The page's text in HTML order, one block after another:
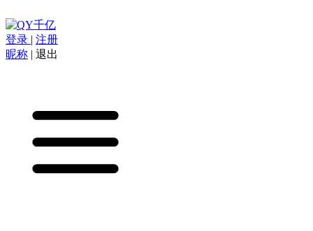
登录 | 注册
昵称 | 退出